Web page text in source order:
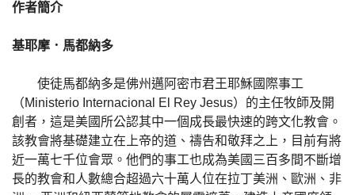
作者簡介
基耶摩．馬都納多
使徒馬都納多是佛州邁阿密市君王耶穌國際事工
（Ministerio Internacional El Rey Jesus）的主任牧師及開
創者，這是美國所公認其中一個成長最快速的跨文化教會。
該教會將基礎建立在上帝的道、禱告和敬拜之上，目前有將
近一萬七千位會眾。他們的事工也成為美國三百多間不斷增
長的教會和人數總合超過六十萬人位在拉丁美洲、歐洲、非